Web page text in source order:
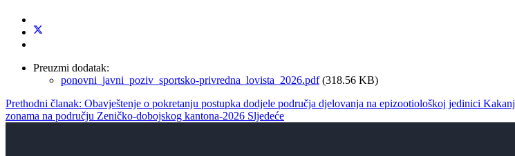
Preuzmi dodatak:
ponovni_javni_poziv_sportsko-privredna_lovista_2026.pdf(318.56 KB)
Prethodni članak: Obavještenje o pokretanju postupka dodjele područja djelovanja na epizootiološkoj jedinici Kakanj
zonama na području Zeničko-dobojskog kantona-2026 Sljedeće